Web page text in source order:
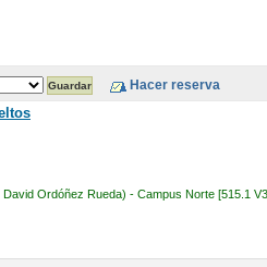
David Ordóñez Rueda) - Campus Norte [515.1